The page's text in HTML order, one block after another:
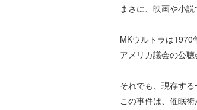
まさに、映画や小
MKウルトラは1970
アメリカ議会の公
それでも、現存す
この事件は、催眠術